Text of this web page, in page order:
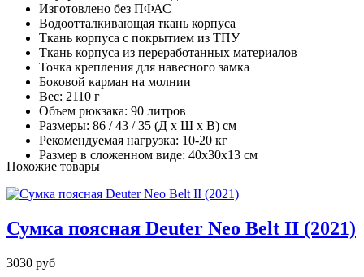
Изготовлено без ПФАС
Водоотталкивающая ткань корпуса
Ткань корпуса с покрытием из ТПУ
Ткань корпуса из переработанных материалов
Точка крепления для навесного замка
Боковой карман на молнии
Вес: 2110 г
Объем рюкзака: 90 литров
Размеры: 86 / 43 / 35 (Д x Ш x В) см
Рекомендуемая нагрузка: 10-20 кг
Размер в сложенном виде: 40x30x13 см
Похожие товары
Сумка поясная Deuter Neo Belt II (2021)
3030 руб